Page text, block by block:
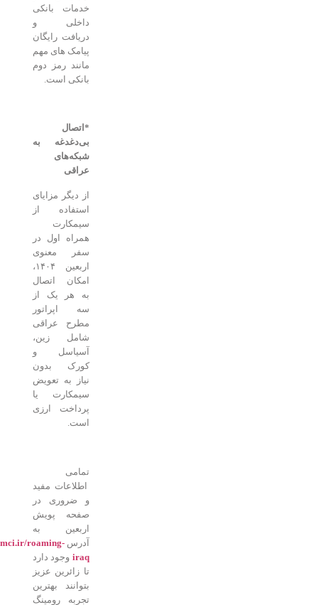
خدمات بانکی
داخلی و
دریافت رایگان
پیامک های مهم
مانند رمز دوم
بانکی است.
*اتصال
بی‌دغدغه به
شبکه‌های
عراقی
از دیگر مزایای
استفاده از
سیمکارت
همراه اول در
سفر معنوی
امکان اتصال
به هر یک از
سه اپراتور
مطرح عراقی
شامل زین،
آسیاسل و
کورک بدون
نیاز به تعویض
سیمکارت یا
پرداخت ارزی
اطلاعات مفید
و ضروری در
صفحه پویش
اربعین به
آدرسmci.ir/roaming-
وجود دارد
تا زائرین عزیز
بتوانند بهترین
تجربه رومینگ